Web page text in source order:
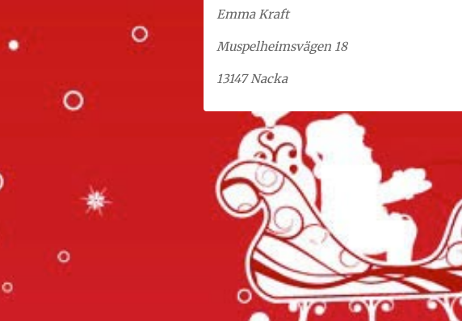
Emma Kraft
Muspelheimsvägen 18
13147 Nacka